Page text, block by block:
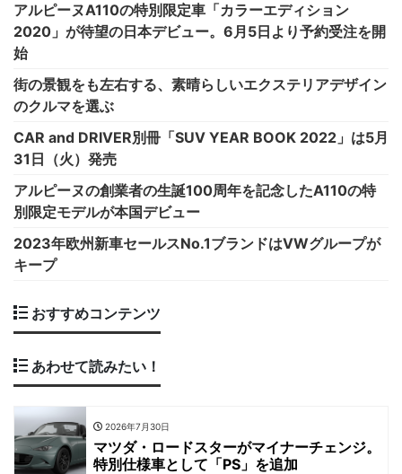
アルピーヌA110の特別限定車「カラーエディション
2020」が待望の日本デビュー。6月5日より予約受注を開
始
街の景観をも左右する、素晴らしいエクステリアデザイン
のクルマを選ぶ
CAR and DRIVER別冊「SUV YEAR BOOK 2022」は5月
31日（火）発売
アルピーヌの創業者の生誕100周年を記念したA110の特
別限定モデルが本国デビュー
2023年欧州新車セールスNo.1ブランドはVWグループが
キープ
おすすめコンテンツ
あわせて読みたい！
2026年7月30日
マツダ・ロードスターがマイナーチェンジ。
特別仕様車として「PS」を追加